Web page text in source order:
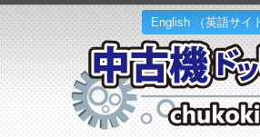
English （英語サイ